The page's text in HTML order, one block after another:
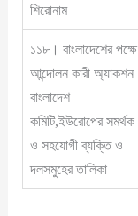
শিরোনাম
১১৮। বাংলাদেশের পক্ষে
আন্দোলন কারী অ্যাকশন
বাংলাদেশ
কমিটি,ইউরোপের সমর্থক
ও সহযোগী ব্যক্তি ও
দলসমুহের তালিকা